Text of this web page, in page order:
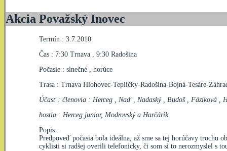
Akcia Považský Inovec
Termín : 3.7.2010
Čas : 7:30 Trnava , 9:30 Radošina
Počasie : slnečné , horúce
Trasa : Trnava Hlohovec-Tepličky-Radošina-Bojná-Tesáre-
Účasť : členovia : Herceg , Naď , Nadaský , Budoš , Fáziková
hostia : Herceg junior, Modrovský a Harčárik
Popis :
Predpoveď počasia bola ideálna, až sme sa tej horúčavy trochu
cyklisti si radšej overili telefonicky, či som si to nerozmyslel s